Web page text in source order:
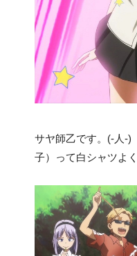
サヤ師乙です。(-人-)
子）って白シャツよ